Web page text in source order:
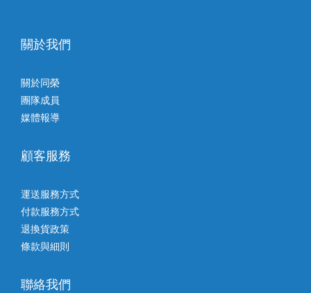
關於我們
關於同榮
團隊成員
媒體報導
顧客服務
運送服務方式
付款服務方式
退換貨政策
條款與細則
聯絡我們